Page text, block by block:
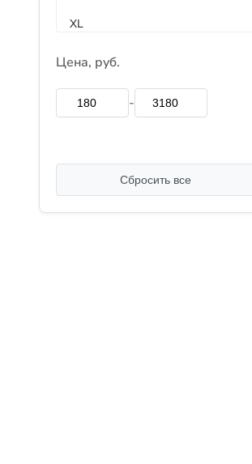
XL
XXL
XXXL
Цена, руб.
-
Сбросить все